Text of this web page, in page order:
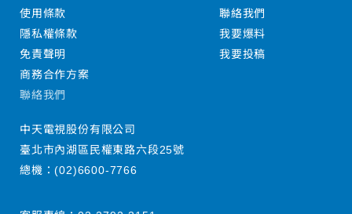
使用條款
隱私權條款
免責聲明
商務合作方案
聯絡我們
我要爆料
我要投稿
聯絡我們
中天電視股份有限公司
臺北市內湖區民權東路六段25號
總機：(02)6600-7766